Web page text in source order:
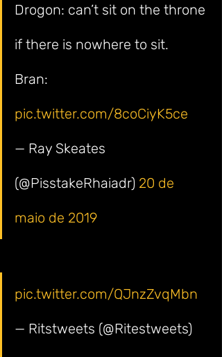
Drogon: can’t sit on the throne
if there is nowhere to sit.
Bran:
pic.twitter.com/8coCiyK5ce
— Ray Skeates
(@PisstakeRhaiadr) 20 de
maio de 2019
pic.twitter.com/QJnzZvqMbn
— Ritstweets (@Ritestweets)